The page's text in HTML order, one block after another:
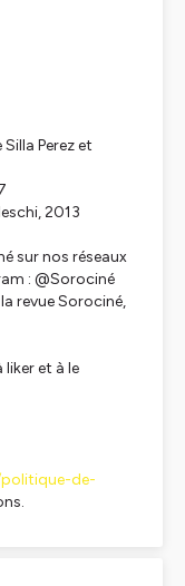
Perez et
2013
sur nos réseaux
: @Sorociné
revue Sorociné,
et à le
de-